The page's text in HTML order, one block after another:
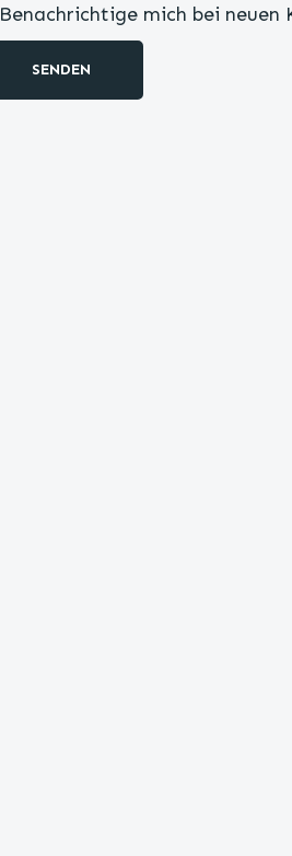
Benachrichtige mich bei neuen
SENDEN